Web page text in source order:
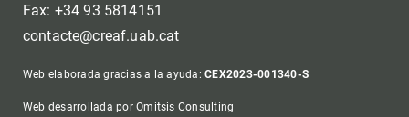
Fax: +34 93 5814151
contacte@creaf.uab.cat
Web elaborada gracias a la ayuda:CEX2023-001340-S
Web desarrollada por Omitsis Consulting